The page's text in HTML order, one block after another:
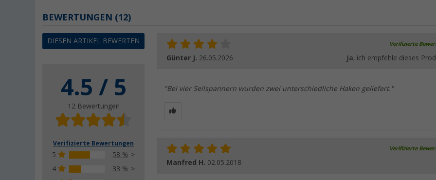
BEWERTUNGEN (12)
DIESEN ARTIKEL BEWERTEN
4.5 / 5
12 Bewertungen
Verifizierte Bewertungen
5
58 %
4
33 %
Verifizierte
Günter J. 26.05.2026 Ja, ich empfehle dieses
"Bei vier Seilspannern wurden zwei unterschiedliche Haken geliefert."
Verifizierte
Manfred H. 02.05.2018